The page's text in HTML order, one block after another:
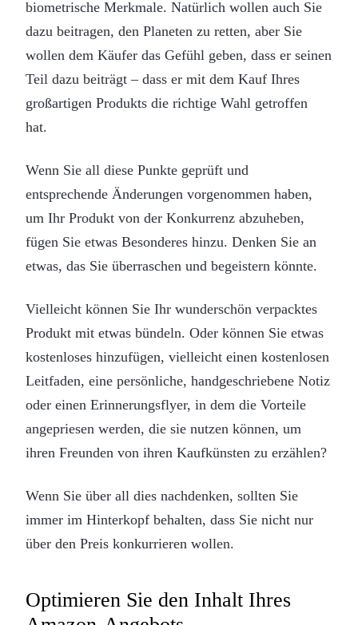
biometrische Merkmale. Natürlich wollen auch Sie
dazu beitragen, den Planeten zu retten, aber Sie
wollen dem Käufer das Gefühl geben, dass er seinen
Teil dazu beiträgt – dass er mit dem Kauf Ihres
großartigen Produkts die richtige Wahl getroffen
hat.
Wenn Sie all diese Punkte geprüft und
entsprechende Änderungen vorgenommen haben,
um Ihr Produkt von der Konkurrenz abzuheben,
fügen Sie etwas Besonderes hinzu. Denken Sie an
etwas, das Sie überraschen und begeistern könnte.
Vielleicht können Sie Ihr wunderschön verpacktes
Produkt mit etwas bündeln. Oder können Sie etwas
kostenloses hinzufügen, vielleicht einen kostenlosen
Leitfaden, eine persönliche, handgeschriebene Notiz
oder einen Erinnerungsflyer, in dem die Vorteile
angepriesen werden, die sie nutzen können, um
ihren Freunden von ihren Kaufkünsten zu erzählen?
Wenn Sie über all dies nachdenken, sollten Sie
immer im Hinterkopf behalten, dass Sie nicht nur
über den Preis konkurrieren wollen.
Optimieren Sie den Inhalt Ihres